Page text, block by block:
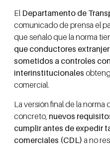
El Departamento de
comunicado de prensa el
que señaló que la norma
que conductores
sometidos a controles
interinstitucionales
comercial.
La versión final de la norma
concreto, nuevos
cumplir antes de expedir
comerciales (CDL) a no